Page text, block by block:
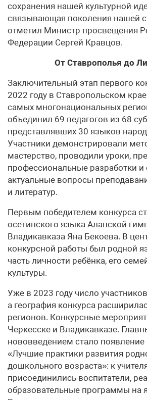
сохранения нашей культурной
связывающая поколения нашей
отметил Министр просвещения
Федерации Сергей Кравцов.
От Ставрополья до
Заключительный этап первого
2022 году в Ставропольском
самых многонациональных
объединил 69 педагогов из 68
представлявших 30 языков
Участники демонстрировали
мастерство, проводили уроки,
профессиональные разработки и
актуальные вопросы
и литератур.
Первым победителем конкурса
осетинского языка Аланской
Владикавказа Яна Бекоева. В
конкурсной работы был родной
часть личности ребёнка, его
культуры.
Уже в 2023 году число
а география конкурса
регионов. Конкурсные
Черкесске и Владикавказе.
нововведением стало
«Лучшие практики развития
дошкольного возраста»: к
присоединились воспитатели,
образовательные программы на